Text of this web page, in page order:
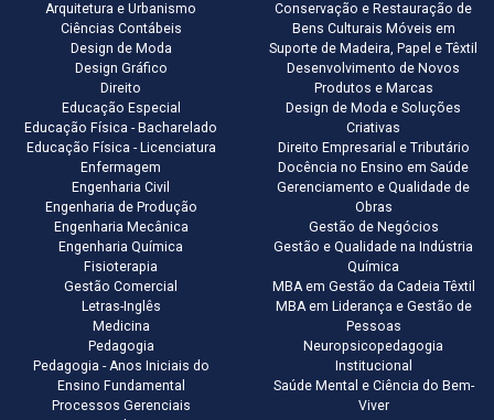
Arquitetura e Urbanismo
Ciências Contábeis
Design de Moda
Design Gráfico
Direito
Educação Especial
Educação Física - Bacharelado
Educação Física - Licenciatura
Enfermagem
Engenharia Civil
Engenharia de Produção
Engenharia Mecânica
Engenharia Química
Fisioterapia
Gestão Comercial
Letras-Inglês
Medicina
Pedagogia
Pedagogia - Anos Iniciais do
Ensino Fundamental
Processos Gerenciais
Conservação e Restauração de
Bens Culturais Móveis em
Suporte de Madeira, Papel e Têxtil
Desenvolvimento de Novos
Produtos e Marcas
Design de Moda e Soluções
Criativas
Direito Empresarial e Tributário
Docência no Ensino em Saúde
Gerenciamento e Qualidade de
Obras
Gestão de Negócios
Gestão e Qualidade na Indústria
Química
MBA em Gestão da Cadeia Têxtil
MBA em Liderança e Gestão de
Pessoas
Neuropsicopedagogia
Institucional
Saúde Mental e Ciência do Bem-
Viver